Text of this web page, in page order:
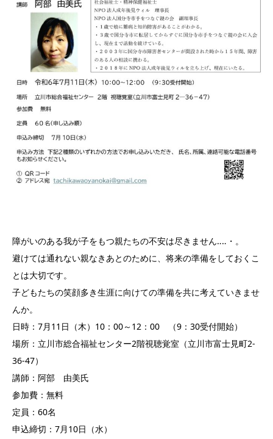
障がいのある我が子をもつ親たちの不安は尽きません‥‥・。
避けては通れない親なきあとのために、将来の準備をしておくこ
とは大切です。
子どもたちの笑顔多き生涯に向けての準備を共に考えていきませ
んか。
日時：7月11日（木）10：00～12：00 （9：30受付開始）
場所：立川市総合福祉センター2階視聴覚室（立川市富士見町2-
36-47）
講師：阿部 由美氏
参加費：無料
定員：60名
申込締切：7月10日（水）